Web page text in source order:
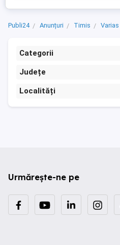
Publi24 Anunțuri Timis Varias
Categorii
Județe
Localități
Urmărește-ne pe